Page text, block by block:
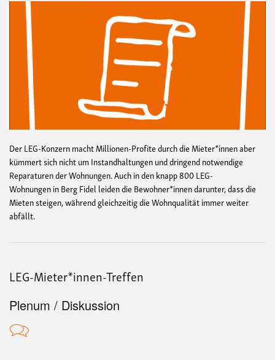
Der LEG-Konzern macht Millionen-Profite durch die Mieter*innen aber
kümmert sich nicht um Instandhaltungen und dringend notwendige
Reparaturen der Wohnungen. Auch in den knapp 800 LEG-
Wohnungen in Berg Fidel leiden die Bewohner*innen darunter, dass die
Mieten steigen, während gleichzeitig die Wohnqualität immer weiter
abfällt.
LEG-Mieter*innen-Treffen
Plenum / Diskussion